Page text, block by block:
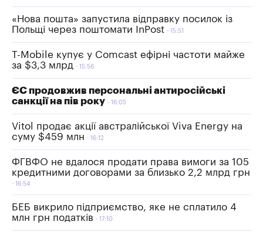
«Нова пошта» запустила відправку посилок із
Польщі через поштомати InPost
15:51
T-Mobile купує у Comcast ефірні частоти майже
за $3,3 млрд
15:56
ЄС продовжив персональні антиросійські
санкції на пів року
16:05
Vitol продає акції австралійської Viva Energy на
суму $459 млн
16:12
ФГВФО не вдалося продати права вимоги за 105
кредитними договорами за близько 2,2 млрд грн
16:54
БЕБ викрило підприємство, яке не сплатило 4
млн грн податків
17:10